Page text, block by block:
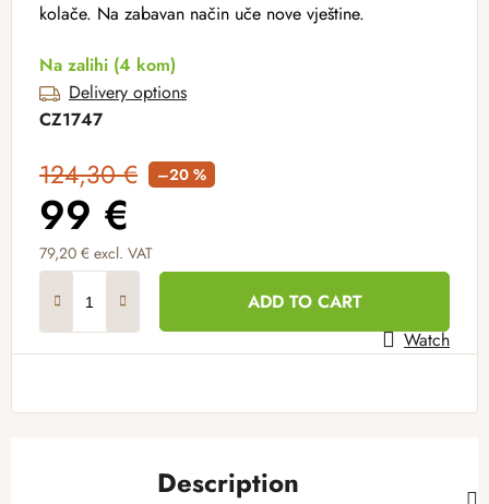
kolače. Na zabavan način uče nove vještine.
Na zalihi (4 kom)
Delivery options
CZ1747
124,30 € –20 %
99 €
79,20 € excl. VAT
ADD TO CART
Watch
Description